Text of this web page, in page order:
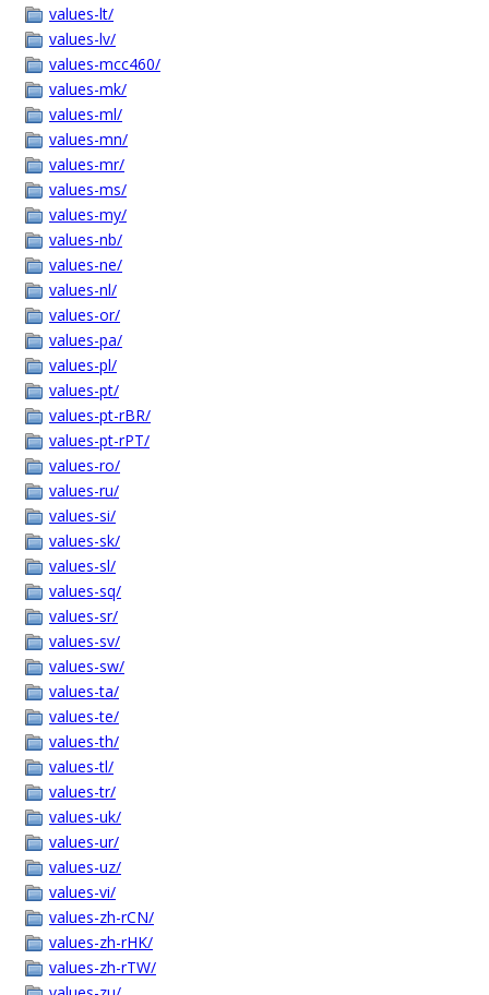
values-lt/
values-lv/
values-mcc460/
values-mk/
values-ml/
values-mn/
values-mr/
values-ms/
values-my/
values-nb/
values-ne/
values-nl/
values-or/
values-pa/
values-pl/
values-pt/
values-pt-rBR/
values-pt-rPT/
values-ro/
values-ru/
values-si/
values-sk/
values-sl/
values-sq/
values-sr/
values-sv/
values-sw/
values-ta/
values-te/
values-th/
values-tl/
values-tr/
values-uk/
values-ur/
values-uz/
values-vi/
values-zh-rCN/
values-zh-rHK/
values-zh-rTW/